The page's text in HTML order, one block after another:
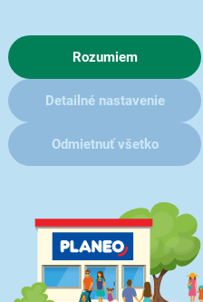
Rozumiem
Detailné nastavenie
Odmietnuť všetko
TV
ktorému môžete na
ovládačov,
zo smartfónu, alebo
iPadu alebo MacBooku
televízore bez potreby
tabletom alebo
Veľkosť uhlopriečky
domáce kiná). Odporúčaná